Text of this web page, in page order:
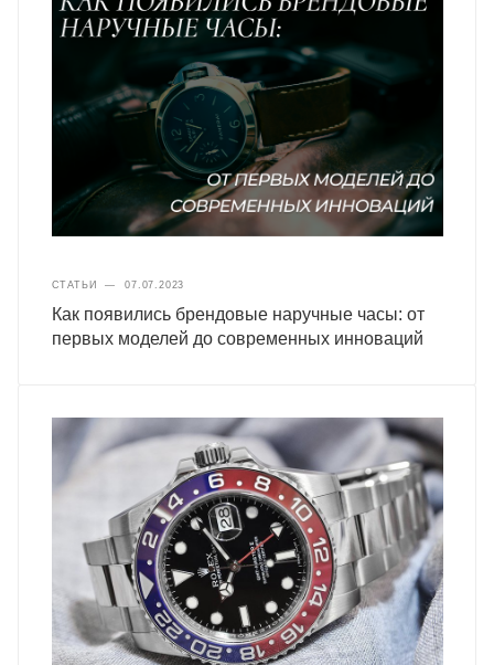
СТАТЬИ — 07.07.2023
Как появились брендовые наручные часы: от
первых моделей до современных инноваций